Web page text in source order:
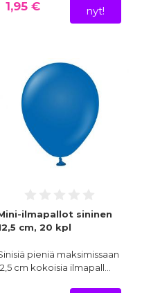
1,95 €
nyt!
ilmapallot sininen
cm, 20 kpl
pieniä maksimissaan
cm kokoisia ilmapall…